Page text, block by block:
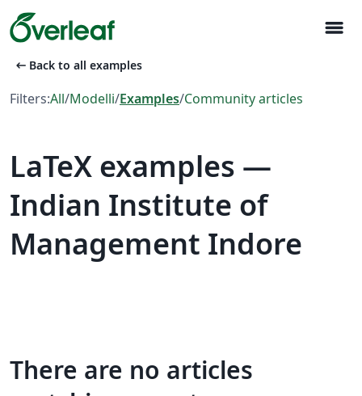
menu
arrow_left_alt Back to all examples
Filters:All/Modelli/Examples/Community articles
LaTeX examples —
Indian Institute of
Management Indore
There are no articles